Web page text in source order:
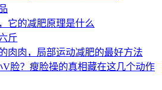
它的减肥原理是什么
斤
肉肉，局部运动减肥的最好方法
V脸？瘦脸操的真相藏在这几个动作